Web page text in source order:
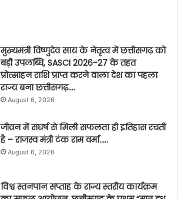
मुख्यमंत्री विष्णुदेव साय के नेतृत्व में छत्तीसगढ़ को
बड़ी उपलब्धि, SASCI 2026-27 के तहत
प्रोत्साहन राशि प्राप्त करने वाला देश का पहला
राज्य बना छत्तीसगढ़….
August 6, 2026
जीवन में संघर्ष से मिली सफलता ही इतिहास रचती
है – राजस्व मंत्री टंक राम वर्मा…..
August 6, 2026
विश्व स्तनपान सप्ताह के राज्य स्तरीय कार्यक्रम